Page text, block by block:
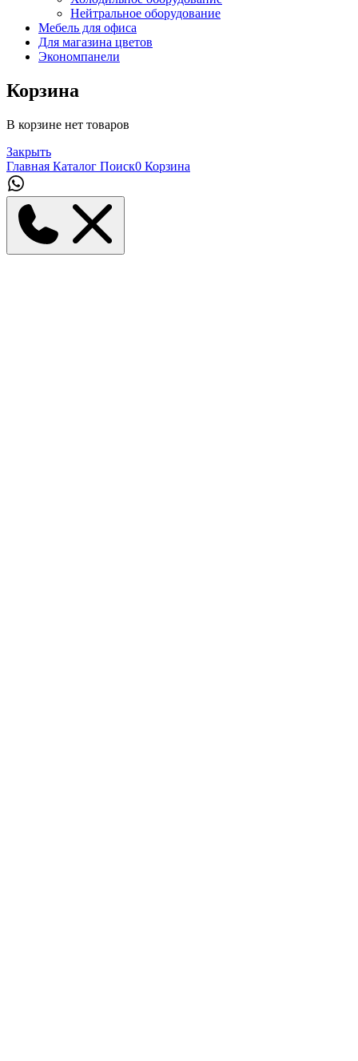
Нейтральное оборудование
Мебель для офиса
Для магазина цветов
Экономпанели
Корзина
В корзине нет товаров
Закрыть
Главная Каталог Поиск0 Корзина